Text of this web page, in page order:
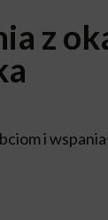
z
i